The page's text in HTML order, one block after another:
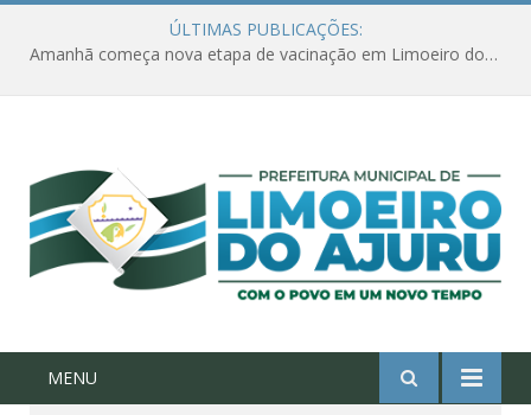
ÚLTIMAS PUBLICAÇÕES:
Amanhã começa nova etapa de vacinação em Limoeiro do Ajuru para idosos com 65 ou mais
MENU